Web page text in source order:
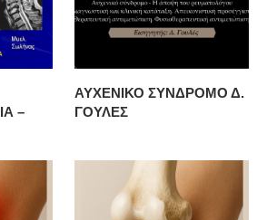
–
ΑΥΧΕΝΙΚΟ ΣΥΝΔΡΟΜΟ Δ.
ΓΟΥΛΕΣ